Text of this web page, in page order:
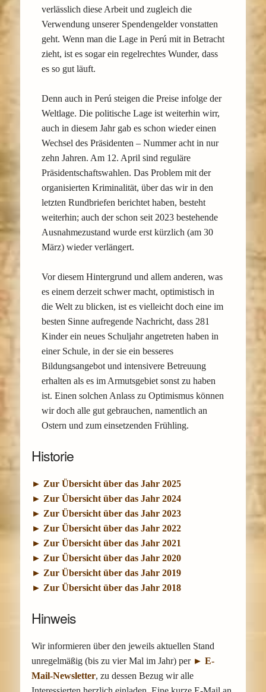
verlässlich diese Arbeit und zugleich die
Verwendung unserer Spendengelder vonstatten
geht. Wenn man die Lage in Perú mit in Betracht
zieht, ist es sogar ein regelrechtes Wunder, dass
es so gut läuft.
Denn auch in Perú steigen die Preise infolge der
Weltlage. Die politische Lage ist weiterhin wirr,
auch in diesem Jahr gab es schon wieder einen
Wechsel des Präsidenten – Nummer acht in nur
zehn Jahren. Am 12. April sind reguläre
Präsidentschaftswahlen. Das Problem mit der
organisierten Kriminalität, über das wir in den
letzten Rundbriefen berichtet haben, besteht
weiterhin; auch der schon seit 2023 bestehende
Ausnahmezustand wurde erst kürzlich (am 30
März) wieder verlängert.
Vor diesem Hintergrund und allem anderen, was
es einem derzeit schwer macht, optimistisch in
die Welt zu blicken, ist es vielleicht doch eine im
besten Sinne aufregende Nachricht, dass 281
Kinder ein neues Schuljahr angetreten haben in
einer Schule, in der sie ein besseres
Bildungsangebot und intensivere Betreuung
erhalten als es im Armutsgebiet sonst zu haben
ist. Einen solchen Anlass zu Optimismus können
wir doch alle gut gebrauchen, namentlich an
Ostern und zum einsetzenden Frühling.
Historie
► Zur Übersicht über das Jahr 2025
► Zur Übersicht über das Jahr 2024
► Zur Übersicht über das Jahr 2023
► Zur Übersicht über das Jahr 2022
► Zur Übersicht über das Jahr 2021
► Zur Übersicht über das Jahr 2020
► Zur Übersicht über das Jahr 2019
► Zur Übersicht über das Jahr 2018
Hinweis
Wir informieren über den jeweils aktuellen Stand
unregelmäßig (bis zu vier Mal im Jahr) per ► E-
Mail-Newsletter, zu dessen Bezug wir alle